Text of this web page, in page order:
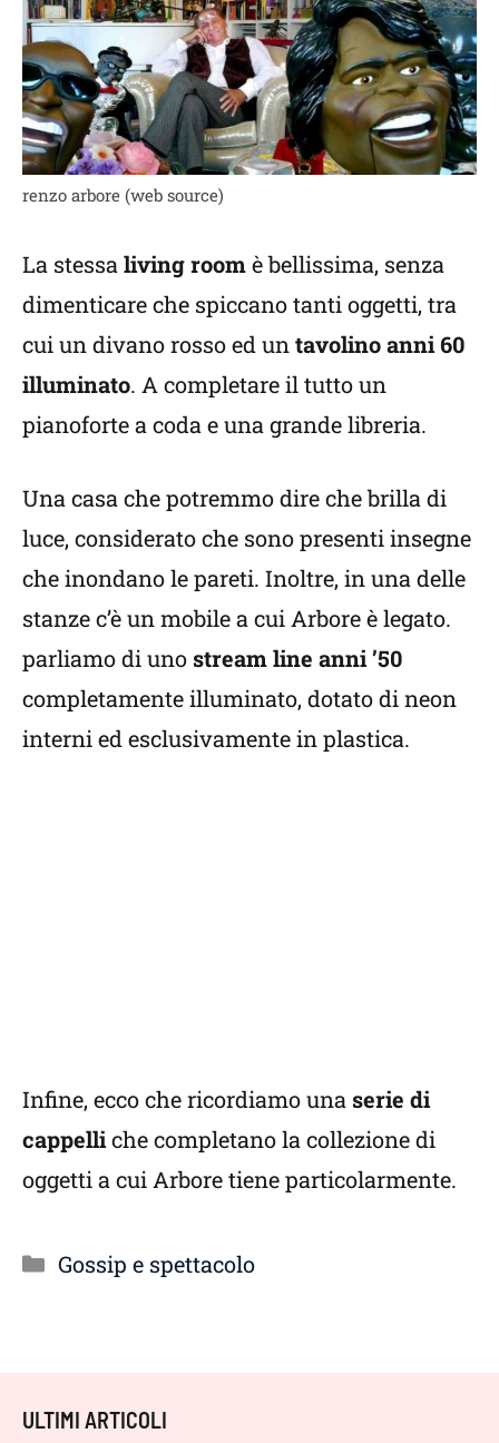
renzo arbore (web source)
La stessa living roomè bellissima, senza
dimenticare che spiccano tanti oggetti, tra
cui un divano rosso ed untavolino anni 60
illuminato. A completare il tutto un
pianoforte a coda e una grande libreria.
Una casa che potremmo dire che brilla di
luce, considerato che sono presenti insegne
che inondano le pareti. Inoltre, in una delle
stanze c’è un mobile a cui Arbore è legato.
parliamo di uno stream line anni ’50
completamente illuminato, dotato di neon
interni ed esclusivamente in plastica.
Infine, ecco che ricordiamo una serie di
cappelliche completano la collezione di
oggetti a cui Arbore tiene particolarmente.
Categorie
Gossip e spettacolo
ULTIMI ARTICOLI